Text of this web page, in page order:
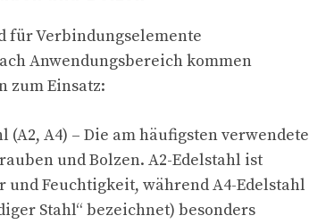
für Verbindungselemente
Anwendungsbereich kommen
zum Einsatz:
A4) – Die am häufigsten verwendete
und Bolzen. A2-Edelstahl ist
und Feuchtigkeit, während A4-Edelstahl
Stahl“ bezeichnet) besonders